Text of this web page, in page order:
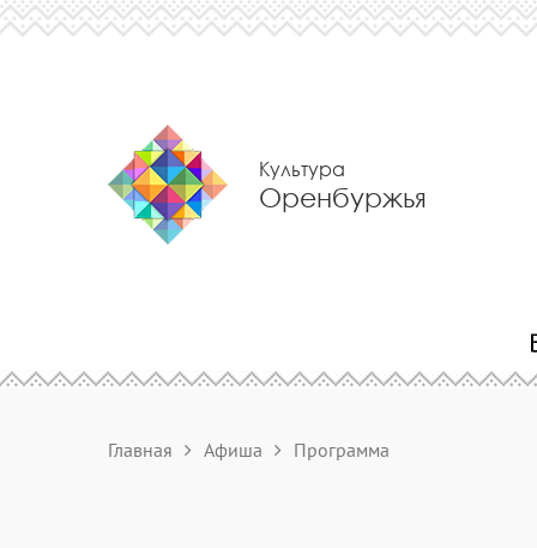
Культура
Оренбуржья
Главная Афиша Программа